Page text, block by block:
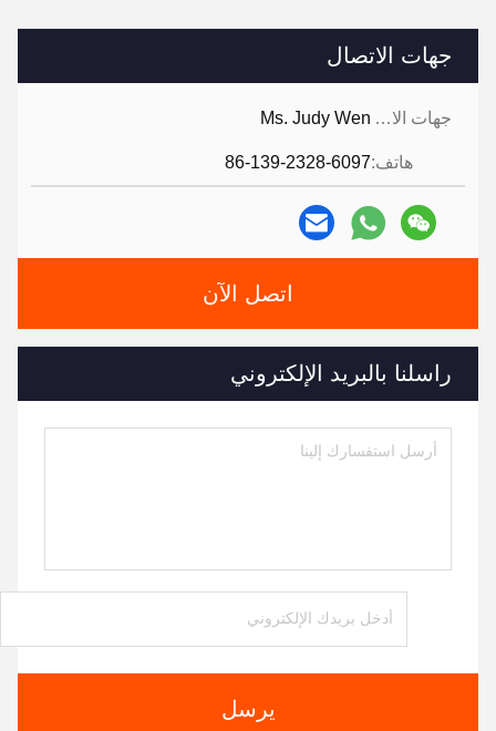
جهات الاتصال
جهات الاتصال: Ms. Judy Wen
هاتف:86-139-2328-6097
اتصل الآن
راسلنا بالبريد الإلكتروني
يرسل